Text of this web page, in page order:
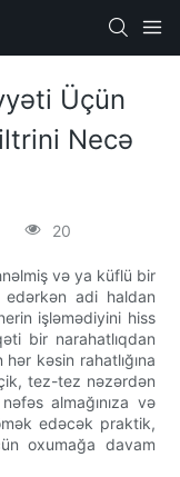
Üçün
Necə
20
və ya küflü bir
adi haldan
işləmədiyini hiss
bir narahatlıqdan
kəsin rahatlığına
tez-tez nəzərdən
almağınıza və
edəcək praktik,
oxumağa davam